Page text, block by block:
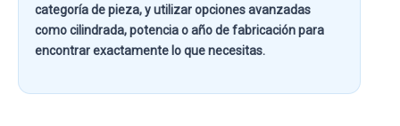
categoría de pieza, y utilizar opciones avanzadas
comocilindrada, potencia o año de fabricaciónpara
encontrar exactamente lo que necesitas.